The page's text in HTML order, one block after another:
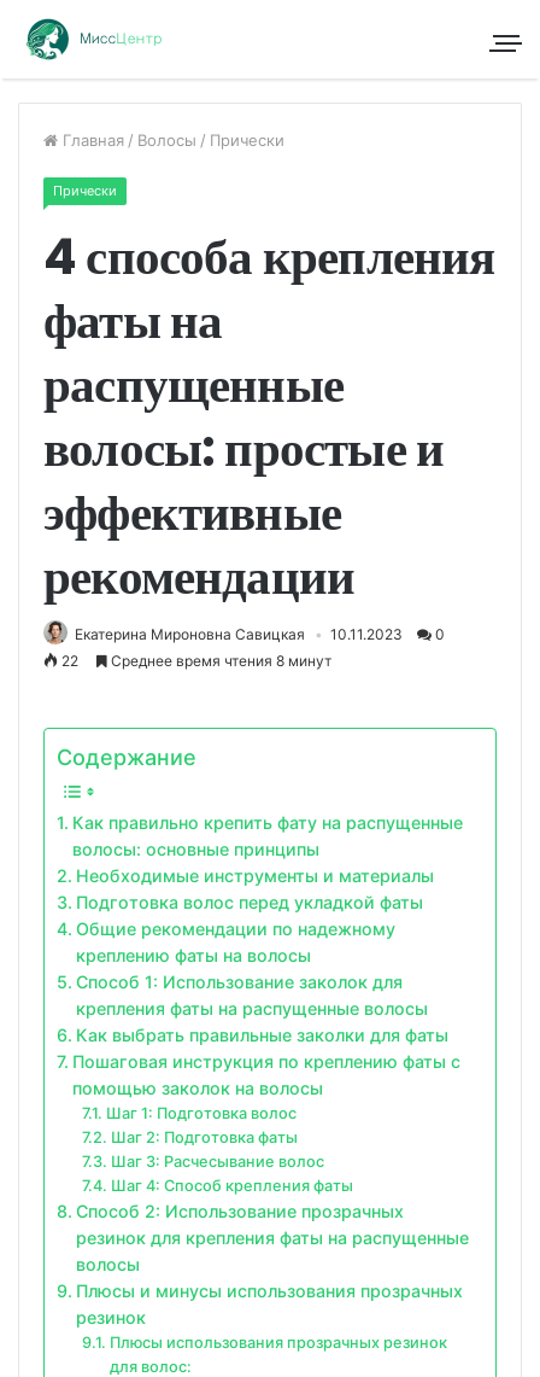
Главная / Волосы / Прически
Прически
4 способа крепления
фаты на
распущенные
волосы: простые и
эффективные
рекомендации
Екатерина Мироновна Савицкая 10.11.2023
0
22
Среднее время чтения 8 минут
Содержание
Как правильно крепить фату на распущенные
волосы: основные принципы
Необходимые инструменты и материалы
Подготовка волос перед укладкой фаты
Общие рекомендации по надежному
креплению фаты на волосы
Способ 1: Использование заколок для
крепления фаты на распущенные волосы
Как выбрать правильные заколки для фаты
Пошаговая инструкция по креплению фаты с
помощью заколок на волосы
Шаг 1: Подготовка волос
Шаг 2: Подготовка фаты
Шаг 3: Расчесывание волос
Шаг 4: Способ крепления фаты
Способ 2: Использование прозрачных
резинок для крепления фаты на распущенные
волосы
Плюсы и минусы использования прозрачных
резинок
Плюсы использования прозрачных резинок
для волос: